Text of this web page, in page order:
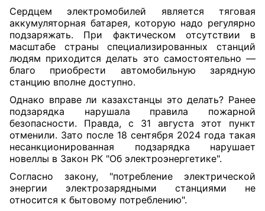
Сердцем электромобилей является тяговая
аккумуляторная батарея, которую надо регулярно
подзаряжать. При фактическом отсутствии в
масштабе страны специализированных станций
людям приходится делать это самостоятельно —
благо приобрести автомобильную зарядную
станцию вполне доступно.
Однако вправе ли казахстанцы это делать? Ранее
подзарядка нарушала правила пожарной
безопасности. Правда, с 31 августа этот пункт
отменили. Зато после 18 сентября 2024 года такая
несанкционированная подзарядка нарушает
новеллы в Закон РК "Об электроэнергетике".
Согласно закону, "потребление электрической
энергии электрозарядными станциями не
относится к бытовому потреблению".